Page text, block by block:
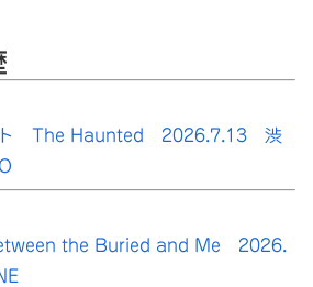
ト The Haunted 2026.7.13 渋
the Buried and Me 2026.